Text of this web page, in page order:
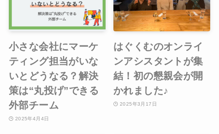
小さな会社にマーケ
ティング担当がいな
いとどうなる？解決
策は“丸投げ”できる
外部チーム
2025年4月4日
はぐくむのオンライ
ンアシスタントが集
結！初の懇親会が開
かれました♪
2025年3月17日